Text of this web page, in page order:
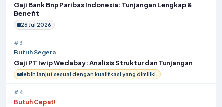
Gaji Bank Bnp Paribas Indonesia: Tunjangan Lengkap &
Benefit
26 Jul 2026
#3
Butuh Segera
Gaji PT Iwip Wedabay: Analisis Struktur dan Tunjangan
lebih lanjut sesuai dengan kualifikasi yang dimiliki.
#4
Butuh Cepat!